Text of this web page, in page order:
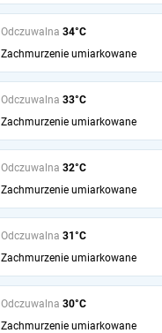
Odczuwalna 34°C
Zachmurzenie umiarkowane
Odczuwalna 33°C
Zachmurzenie umiarkowane
Odczuwalna 32°C
Zachmurzenie umiarkowane
Odczuwalna 31°C
Zachmurzenie umiarkowane
Odczuwalna 30°C
Zachmurzenie umiarkowane